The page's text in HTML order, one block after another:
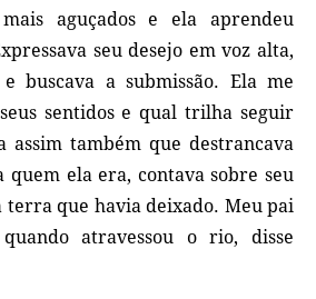
aguçados e ela aprendeu
seu desejo em voz alta,
buscava a submissão. Ela me
sentidos e qual trilha seguir
assim também que destrancava
quem ela era, contava sobre seu
terra que havia deixado. Meu pai
atravessou o rio, disse